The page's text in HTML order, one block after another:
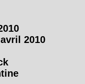
2010